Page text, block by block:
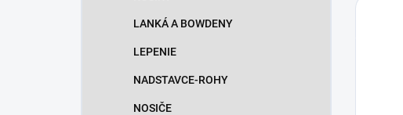
LANKÁ A BOWDENY
LEPENIE
NADSTAVCE-ROHY
NOSIČE